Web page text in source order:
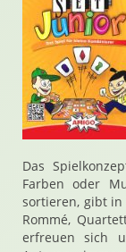
Das
Farben oder
sortieren, gibt in
Rommé,
erfreuen sich